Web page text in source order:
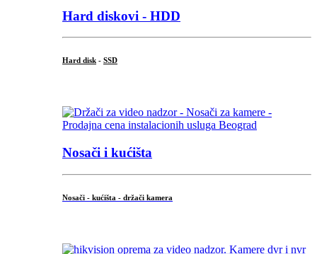
Hard diskovi - HDD
Hard disk - SSD
Nosači i kućišta
Nosači - kućišta - držači kamera